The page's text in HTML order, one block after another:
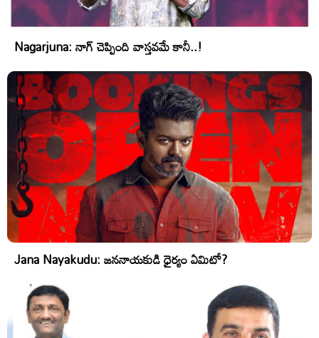
Nagarjuna: నాగ్ చెప్పింది వాస్తవమే కానీ..!
Jana Nayakudu: జననాయకుడి ధైర్యం ఏమిటో?